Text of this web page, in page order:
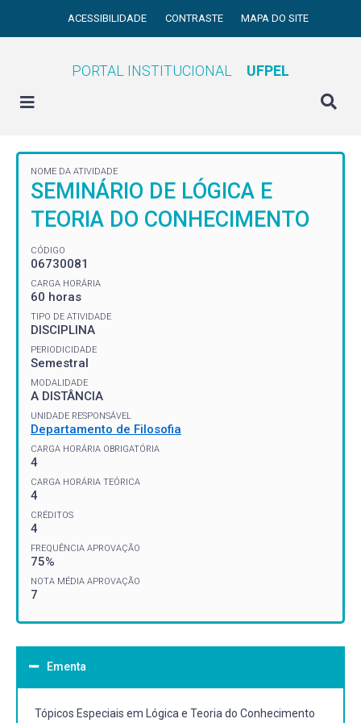
ACESSIBILIDADE CONTRASTE MAPA DO SITE
PORTAL INSTITUCIONAL UFPEL
NOME DA ATIVIDADE
SEMINÁRIO DE LÓGICA E
TEORIA DO CONHECIMENTO
CÓDIGO
06730081
CARGA HORÁRIA
60 horas
TIPO DE ATIVIDADE
DISCIPLINA
PERIODICIDADE
Semestral
MODALIDADE
A DISTÂNCIA
UNIDADE RESPONSÁVEL
Departamento de Filosofia
CARGA HORÁRIA OBRIGATÓRIA
4
CARGA HORÁRIA TEÓRICA
4
CRÉDITOS
4
FREQUÊNCIA APROVAÇÃO
75%
NOTA MÉDIA APROVAÇÃO
7
Ementa
Tópicos Especiais em Lógica e Teoria do Conhecimento